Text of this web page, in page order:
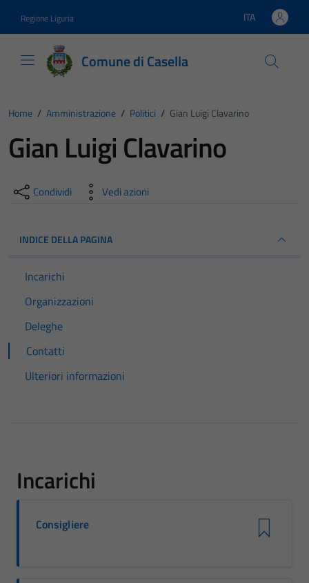
Regione Liguria Lingua attiva:
ITA
Comune di Casella
Home / Amministrazione / Politici / Gian Luigi Clavarino
Gian Luigi Clavarino
Condividi Vedi azioni
INDICE DELLA PAGINA
Incarichi
Organizzazioni
Deleghe
Contatti
Ulteriori informazioni
Incarichi
Consigliere